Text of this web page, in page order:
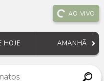
AO VIVO
HOJE AMANHÃ